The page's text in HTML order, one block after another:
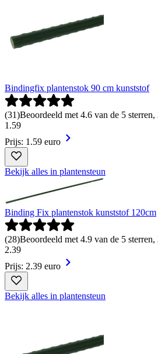
Bindingfix plantenstok 90 cm kunststof
(31)Beoordeeld met 4.6 van de 5
1 .59
Prijs: 1.59 euro
Bekijk alles in plantensteun
Binding Fix plantenstok kunststof 120cm
(28)Beoordeeld met 4.9 van de 5
2.39
Prijs: 2.39 euro
Bekijk alles in plantensteun